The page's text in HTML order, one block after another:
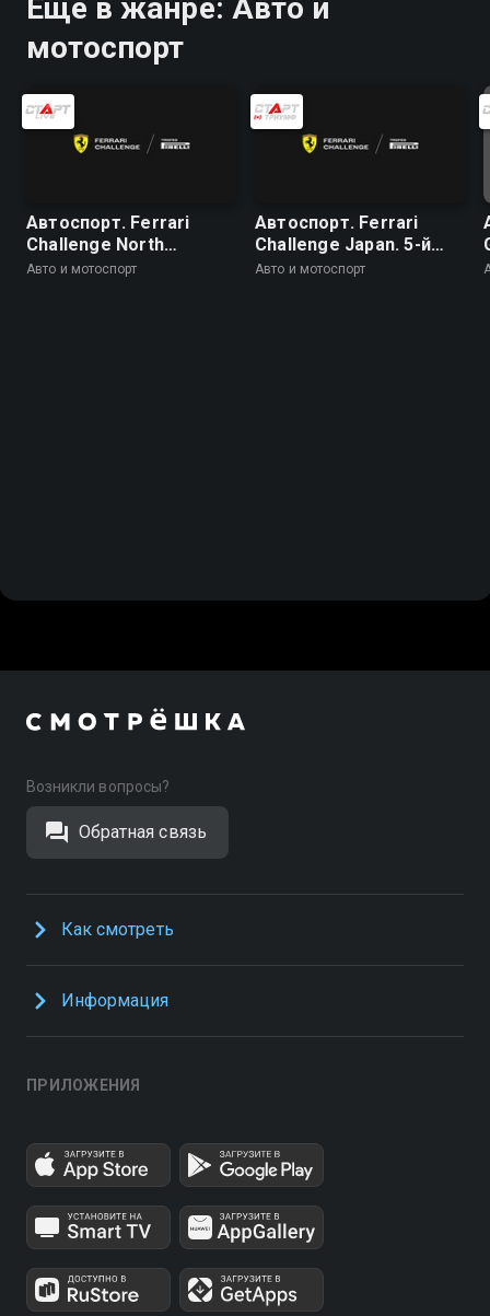
Ещё в жанре: Авто и
мотоспорт
Автоспорт. Ferrari
Challenge North
America. 5-й этап.
Авто и мотоспорт
Автоспорт. Ferrari
Challenge Japan. 5-й
этап. Сузука. Trofeo
Авто и мотоспорт
Возникли вопросы?
Обратная связь
Как смотреть
Информация
ПРИЛОЖЕНИЯ